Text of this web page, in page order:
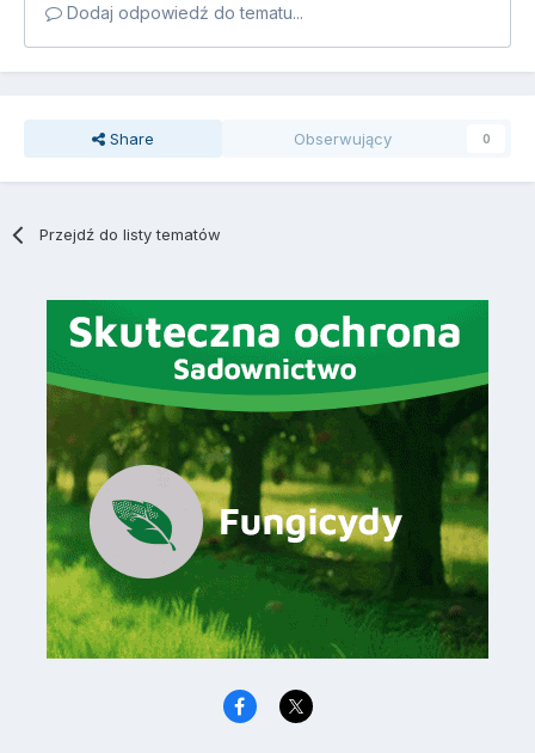
Dodaj odpowiedź do tematu...
Share Obserwujący 0
Przejdź do listy tematów